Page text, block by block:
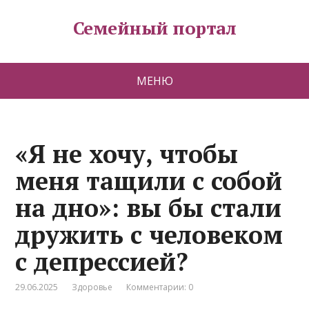
Семейный портал
МЕНЮ
«Я не хочу, чтобы
меня тащили с собой
на дно»: вы бы стали
дружить с человеком
с депрессией?
29.06.2025 Здоровье Комментарии: 0